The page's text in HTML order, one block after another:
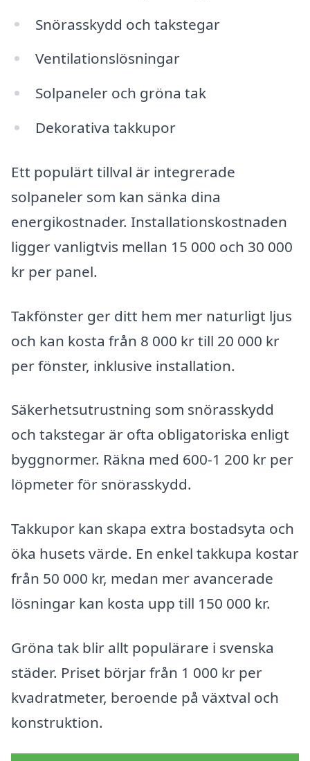
Snörasskydd och takstegar
Ventilationslösningar
Solpaneler och gröna tak
Dekorativa takkupor
Ett populärt tillval är integrerade
solpaneler som kan sänka dina
energikostnader. Installationskostnaden
ligger vanligtvis mellan 15 000 och 30 000
kr per panel.
Takfönster ger ditt hem mer naturligt ljus
och kan kosta från 8 000 kr till 20 000 kr
per fönster, inklusive installation.
Säkerhetsutrustning som snörasskydd
och takstegar är ofta obligatoriska enligt
byggnormer. Räkna med 600-1 200 kr per
löpmeter för snörasskydd.
Takkupor kan skapa extra bostadsyta och
öka husets värde. En enkel takkupa kostar
från 50 000 kr, medan mer avancerade
lösningar kan kosta upp till 150 000 kr.
Gröna tak blir allt populärare i svenska
städer. Priset börjar från 1 000 kr per
kvadratmeter, beroende på växtval och
konstruktion.